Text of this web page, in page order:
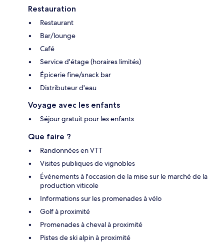
Restauration
Restaurant
Bar/lounge
Café
Service d'étage (horaires limités)
Épicerie fine/snack bar
Distributeur d'eau
Voyage avec les enfants
Séjour gratuit pour les enfants
Que faire ?
Randonnées en VTT
Visites publiques de vignobles
Événements à l'occasion de la mise sur le marché de la
production viticole
Informations sur les promenades à vélo
Golf à proximité
Promenades à cheval à proximité
Pistes de ski alpin à proximité